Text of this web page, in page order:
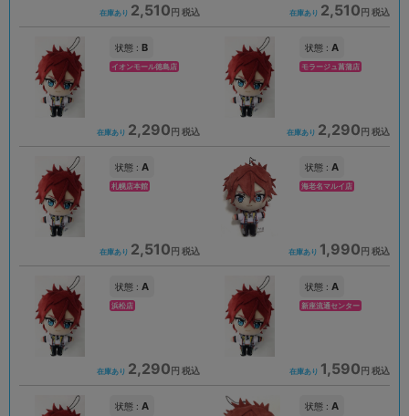
在庫あり 2,510 円 税込 在庫あり 2,510 円 税込
状態 : B
イオンモール徳島店
在庫あり 2,290 円 税込
状態 : A
モラージュ菖蒲店
在庫あり 2,290 円 税込
状態 : A
札幌店本館
在庫あり 2,510 円 税込
状態 : A
海老名マルイ店
在庫あり 1,990 円 税込
状態 : A
浜松店
在庫あり 2,290 円 税込
状態 : A
新座流通センター
在庫あり 1,590 円 税込
状態 : A 状態 : A